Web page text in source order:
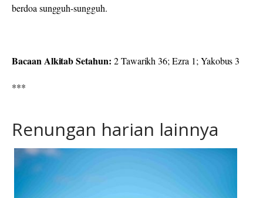
berdoa sungguh-sungguh.
Bacaan Alkitab Setahun: 2 Tawarikh 36; Ezra 1; Yakobus 3
***
Renungan harian lainnya